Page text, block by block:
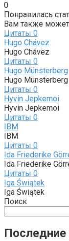
0
Понравилась
Вам также
Цитаты 0
Hugo Chávez
Hugo Chávez
Цитаты 0
Hugo Münsterberg
Hugo Münsterberg
Цитаты 0
Hyvin Jepkemoi
Hyvin Jepkemoi
Цитаты 0
IBM
IBM
Цитаты 0
Ida Friederike
Ida Friederike
Цитаты 0
Iga Świątek
Iga Świątek
Поиск
Последние